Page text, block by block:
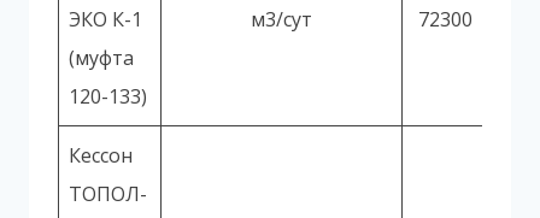
ЭКО К-1
(муфта
120-133)
м3/сут 72300
Кессон
ТОПОЛ-